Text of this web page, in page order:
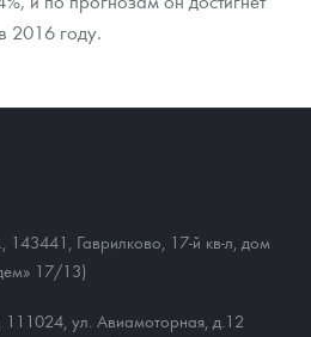
2016 году.
143441
Гаврилково, 17-й кв-л, дом
17/13)
111024, ул. Авиамоторная, д.12